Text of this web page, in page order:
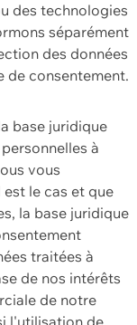
des technologies
séparément
des données
de consentement.
base juridique
à
vous
le cas et que
la base juridique
traitées à
de nos intérêts
de notre